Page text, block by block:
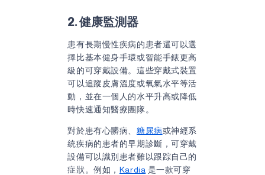
2. 健康監測器
患有長期慢性疾病的患者還可以選
擇比基本健身手環或智能手錶更高
級的可穿戴設備。這些穿戴式裝置
可以追蹤皮膚溫度或氧氣水平等活
動，並在一個人的水平升高或降低
時快速通知醫療團隊。
對於患有心髒病、 糖尿病或神經系
統疾病的患者的早期診斷，可穿戴
設備可以識別患者難以跟踪自己的
症狀。例如， Kardia 是一款可穿